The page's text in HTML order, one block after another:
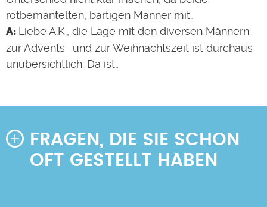
rotbemäntelten, bärtigen Männer mit…
Liebe A.K., die Lage mit den diversen Männern
zur Advents- und zur Weihnachtszeit ist durchaus
unübersichtlich. Da ist…
FRAGEN, DIE SIE SCHON
OFT GESTELLT HABEN